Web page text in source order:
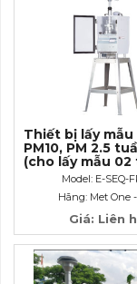
Thiết bị lấy mẫu
PM10, PM 2.5
(cho lấy mẫu 02
16 chương trình
Model: E-SEQ-
Hãng: Met One
Giá: Liên